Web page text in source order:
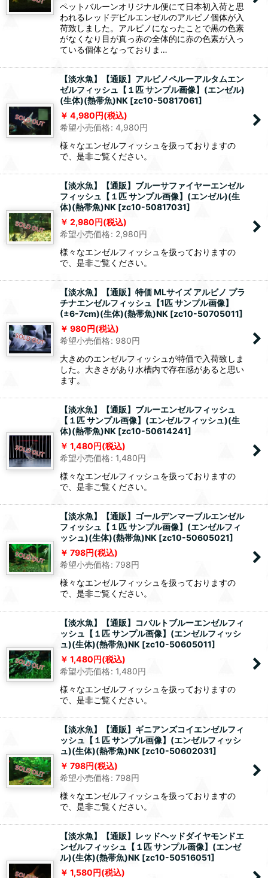
ペットバルーンオリジナル便にて日本初入荷と思
われるレッドデビルエンゼルのアルビノ個体が入
荷致しました。アルビノになったことで黒の色素
がなくなり目が真っ赤の全体的に赤の色素が入っ
ている個体となっておりま…
【淡水魚】【通販】アルビノペルーアルタムエン
ゼルフィッシュ【１匹 サンプル画像】(エンゼル)
(生体)(熱帯魚)NK [zc10-50817061]
4,980円(税込)
希望小売価格: 4,980円
様々なエンゼルフィッシュを扱っておりますの
で、是非ご覧ください。
【淡水魚】【通販】ブルーサファイヤーエンゼル
フィッシュ【１匹 サンプル画像】(エンゼル)(生
体)(熱帯魚)NK [zc10-50817031]
2,980円(税込)
希望小売価格: 2,980円
様々なエンゼルフィッシュを扱っておりますの
で、是非ご覧ください。
【淡水魚】【通販】特価 MLサイズ アルビノ プラ
チナエンゼルフィッシュ【1匹 サンプル画像】
(±6-7cm)(生体)(熱帯魚)NK [zc10-50705011]
980円(税込)
希望小売価格: 980円
大きめのエンゼルフィッシュが特価で入荷致しま
した。大きさがあり水槽内で存在感があると思い
ます。
【淡水魚】【通販】ブルーエンゼルフィッシュ
【１匹 サンプル画像】(エンゼルフィッシュ)(生
体)(熱帯魚)NK [zc10-50614241]
1,480円(税込)
希望小売価格: 1,480円
様々なエンゼルフィッシュを扱っておりますの
で、是非ご覧ください。
【淡水魚】【通販】ゴールデンマーブルエンゼル
フィッシュ【１匹 サンプル画像】(エンゼルフィ
ッシュ)(生体)(熱帯魚)NK [zc10-50605021]
798円(税込)
希望小売価格: 798円
様々なエンゼルフィッシュを扱っておりますの
で、是非ご覧ください。
【淡水魚】【通販】コバルトブルーエンゼルフィ
ッシュ【１匹 サンプル画像】(エンゼルフィッシ
ュ)(生体)(熱帯魚)NK [zc10-50605011]
1,480円(税込)
希望小売価格: 1,480円
様々なエンゼルフィッシュを扱っておりますの
で、是非ご覧ください。
【淡水魚】【通販】ギニアンズコイエンゼルフィ
ッシュ【１匹 サンプル画像】(エンゼルフィッシ
ュ)(生体)(熱帯魚)NK [zc10-50602031]
798円(税込)
希望小売価格: 798円
様々なエンゼルフィッシュを扱っておりますの
で、是非ご覧ください。
【淡水魚】【通販】レッドヘッドダイヤモンドエ
ンゼルフィッシュ【１匹 サンプル画像】(エンゼ
ル)(生体)(熱帯魚)NK [zc10-50516051]
1,580円(税込)